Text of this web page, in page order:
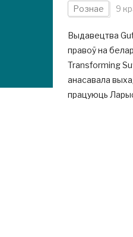
Рознае 9
Выдавецтва
правоў на
Transforming
анасавала
працуюць